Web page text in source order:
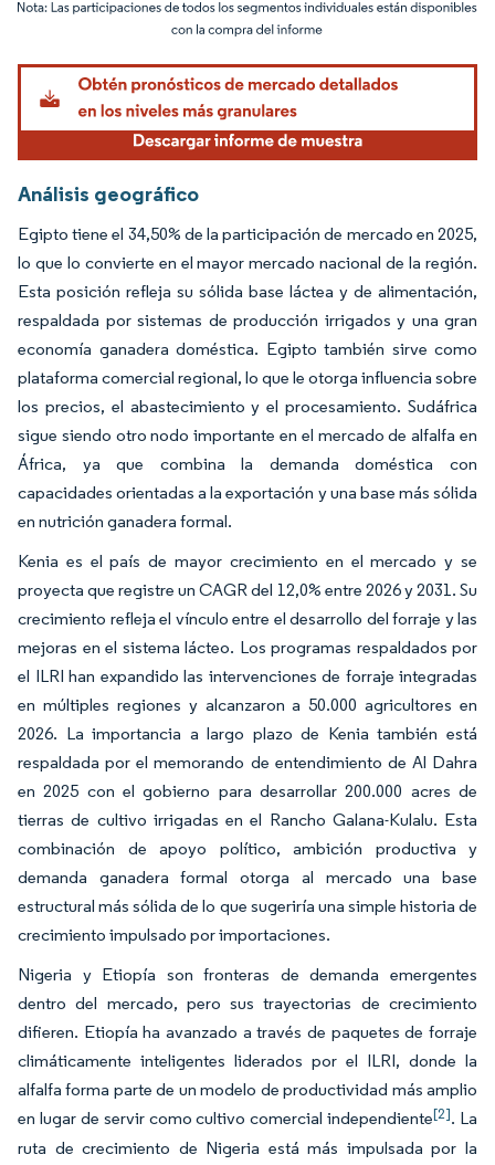
Imagen © Mordor Intelligence. El uso requiere atribución según CC BY 4.0.
Análisis geográfico
Egipto tiene el 34,50% de la participación de mercado en 2025,
lo que lo convierte en el mayor mercado nacional de la región.
Esta posición refleja su sólida base láctea y de alimentación,
respaldada por sistemas de producción irrigados y una gran
economía ganadera doméstica. Egipto también sirve como
plataforma comercial regional, lo que le otorga influencia sobre
los precios, el abastecimiento y el procesamiento. Sudáfrica
sigue siendo otro nodo importante en el mercado de alfalfa en
África, ya que combina la demanda doméstica con
capacidades orientadas a la exportación y una base más sólida
en nutrición ganadera formal.
Kenia es el país de mayor crecimiento en el mercado y se
proyecta que registre un CAGR del 12,0% entre 2026 y 2031. Su
crecimiento refleja el vínculo entre el desarrollo del forraje y las
mejoras en el sistema lácteo. Los programas respaldados por
el ILRI han expandido las intervenciones de forraje integradas
en múltiples regiones y alcanzaron a 50.000 agricultores en
2026. La importancia a largo plazo de Kenia también está
respaldada por el memorando de entendimiento de Al Dahra
en 2025 con el gobierno para desarrollar 200.000 acres de
tierras de cultivo irrigadas en el Rancho Galana-Kulalu. Esta
combinación de apoyo político, ambición productiva y
demanda ganadera formal otorga al mercado una base
estructural más sólida de lo que sugeriría una simple historia de
crecimiento impulsado por importaciones.
Nigeria y Etiopía son fronteras de demanda emergentes
dentro del mercado, pero sus trayectorias de crecimiento
difieren. Etiopía ha avanzado a través de paquetes de forraje
climáticamente inteligentes liderados por el ILRI, donde la
alfalfa forma parte de un modelo de productividad más amplio
en lugar de servir como cultivo comercial independiente[2]. La
ruta de crecimiento de Nigeria está más impulsada por la